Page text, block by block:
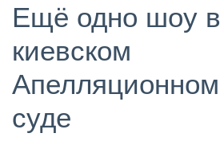
Ещё одно шоу в
киевском
Апелляционном
суде